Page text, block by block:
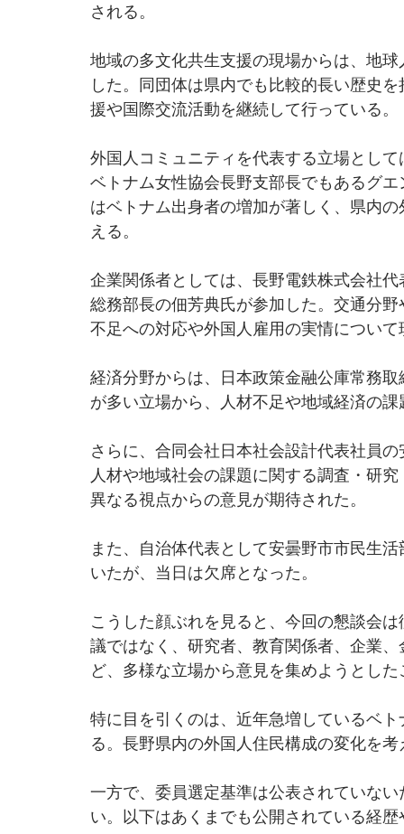
される。
地域の多文化共生支援の現場からは、地
した。同団体は県内でも比較的長い歴史
援や国際交流活動を継続して行っている。
外国人コミュニティを代表する立場とし
ベトナム女性協会長野支部長でもあるグ
はベトナム出身者の増加が著しく、県内
える。
企業関係者としては、長野電鉄株式会社
総務部長の佃芳典氏が参加した。交通分
不足への対応や外国人雇用の実情につい
経済分野からは、日本政策金融公庫常務
が多い立場から、人材不足や地域経済の
さらに、合同会社日本社会設計代表社員
人材や地域社会の課題に関する調査・研
異なる視点からの意見が期待された。
また、自治体代表として安曇野市市民生
いたが、当日は欠席となった。
こうした顔ぶれを見ると、今回の懇談会
議ではなく、研究者、教育関係者、企業
ど、多様な立場から意見を集めようとし
特に目を引くのは、近年急増しているベ
る。長野県内の外国人住民構成の変化を
一方で、委員選定基準は公表されていな
い。以下はあくまでも公開されている経